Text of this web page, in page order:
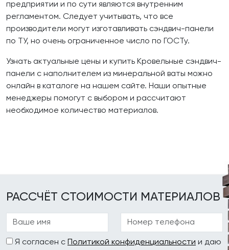
предприятии и по сути являются внутренним
регламентом. Следует учитывать, что все
производители могут изготавливать сэндвич-панели
по ТУ, но очень ограниченное число по ГОСТу.
Узнать актуальные цены и купить Кровельные сэндвич-
панели с наполнителем из минеральной ваты можно
онлайн в каталоге на нашем сайте. Наши опытные
менеджеры помогут с выбором и рассчитают
необходимое количество материалов.
РАССЧЁТ СТОИМОСТИ МАТЕРИАЛОВ
Я согласен с Политикой конфиденциальности и даю